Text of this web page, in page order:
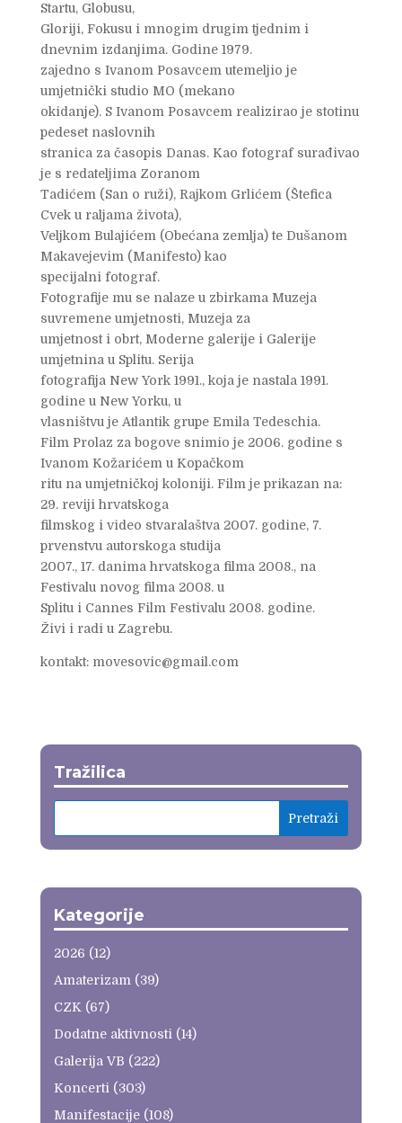
Startu, Globusu,
Gloriji, Fokusu i mnogim drugim tjednim i
dnevnim izdanjima. Godine 1979.
zajedno s Ivanom Posavcem utemeljio je
umjetnički studio MO (mekano
okidanje). S Ivanom Posavcem realizirao je stotinu
pedeset naslovnih
stranica za časopis Danas. Kao fotograf surađivao
je s redateljima Zoranom
Tadićem (San o ruži), Rajkom Grlićem (Štefica
Cvek u raljama života),
Veljkom Bulajićem (Obećana zemlja) te Dušanom
Makavejevim (Manifesto) kao
specijalni fotograf.
Fotografije mu se nalaze u zbirkama Muzeja
suvremene umjetnosti, Muzeja za
umjetnost i obrt, Moderne galerije i Galerije
umjetnina u Splitu. Serija
fotografija New York 1991., koja je nastala 1991.
godine u New Yorku, u
vlasništvu je Atlantik grupe Emila Tedeschia.
Film Prolaz za bogove snimio je 2006. godine s
Ivanom Kožarićem u Kopačkom
ritu na umjetničkoj koloniji. Film je prikazan na:
29. reviji hrvatskoga
filmskog i video stvaralaštva 2007. godine, 7.
prvenstvu autorskoga studija
2007., 17. danima hrvatskoga filma 2008., na
Festivalu novog filma 2008. u
Splitu i Cannes Film Festivalu 2008. godine.
Živi i radi u Zagrebu.
kontakt: movesovic@gmail.com
Tražilica
Kategorije
2026 (12)
Amaterizam (39)
CZK (67)
Dodatne aktivnosti (14)
Galerija VB (222)
Koncerti (303)
Manifestacije(108)